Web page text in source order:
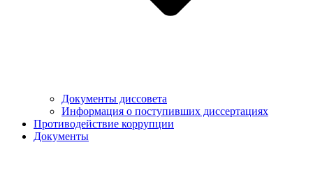
Документы диссовета
Информация о поступивших диссертациях
Противодействие коррупции
Документы